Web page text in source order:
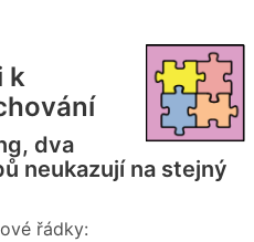
k
dva
neukazují na stejný
řádky: